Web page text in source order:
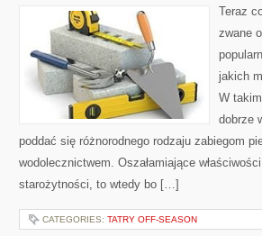
Teraz
zwane
jakich
W
dobrze
poddać się różnorodnego rodzaju zabiegom
wodolecznictwem. Oszałamiające
starożytności, to wtedy bo […]
CATEGORIES: TATRY OFF-SEASON